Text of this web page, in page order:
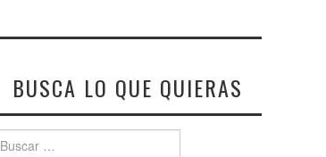
BUSCA LO QUE QUIERAS
Buscar: